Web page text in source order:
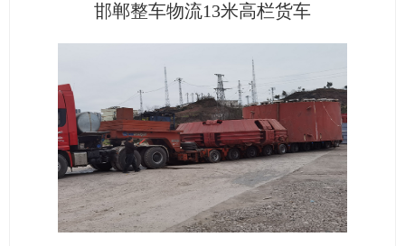
邯郸整车物流13米高栏货车